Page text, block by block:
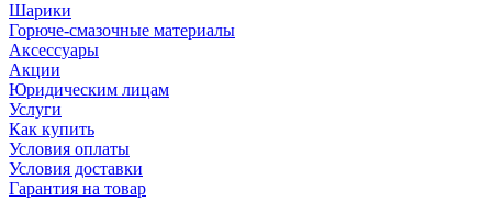
Шарики
Горюче-смазочные материалы
Аксессуары
Акции
Юридическим лицам
Услуги
Как купить
Условия оплаты
Условия доставки
Гарантия на товар